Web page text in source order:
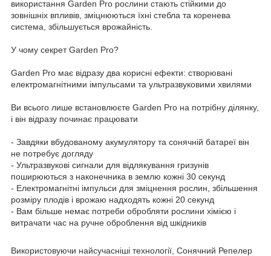
використання Garden Pro рослини стають стійкими до
зовнішніх впливів, зміцнюються їхні стебла та коренева
система, збільшується врожайність.
У чому секрет Garden Pro?
Garden Pro має відразу два корисні ефекти: створювані
електромагнітними імпульсами та ультразвуковими хвилями
Ви всього лише встановлюєте Garden Pro на потрібну ділянку,
і він відразу починає працювати
- Завдяки вбудованому акумулятору та сонячній батареї він
не потребує догляду
- Ультразвукові сигнали для відлякування гризунів
поширюються з наконечника в землю кожні 30 секунд
- Електромагнітні імпульси для зміцнення рослин, збільшення
розміру плодів і врожаю надходять кожні 20 секунд
- Вам більше немає потреби обробляти рослини хімією і
витрачати час на ручне оброблення від шкідників
Використовуючи найсучасніші технології, Сонячний Репелер